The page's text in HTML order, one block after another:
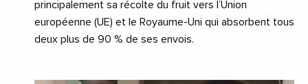
principalement sa récolte du fruit vers l’Union
européenne (UE) et le Royaume-Uni qui absorbent tous
deux plus de 90 % de ses envois.